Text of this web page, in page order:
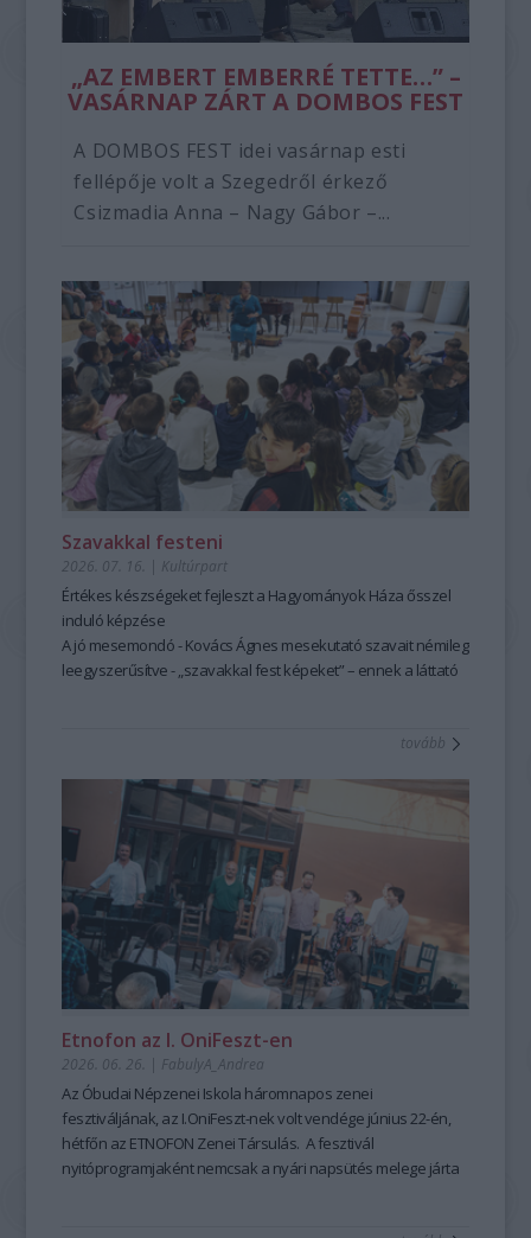
„AZ EMBERT EMBERRÉ TETTE…” –
VASÁRNAP ZÁRT A DOMBOS FEST
A DOMBOS FEST idei vasárnap esti
fellépője volt a Szegedről érkező
Csizmadia Anna – Nagy Gábor –...
Szavakkal festeni
2026. 07. 16. | Kultúrpart
Értékes készségeket fejleszt a Hagyományok Háza ősszel
induló képzése
A jó mesemondó - Kovács Ágnes mesekutató szavait némileg
leegyszerűsítve - „szavakkal fest képeket” – ennek a láttató
mesemondás nemcsak művészi élményt ad, hanem
magabiztosabb megszólaláshoz, fellépéshez, segíti az
előadói, pedagógusi jelenlétet, fejleszti a meggyőző, hiteles
kommunikációt is – olyan készségeket, amelyek digitális
korunkban is hangsúlyozottan értékesek. Ehhez nyújt
nagyszerű lehetőséget az idén 25 éves Hagyományok Háza
ősszel induló képzése, mely pedagógusok és
közművelődési szakemberek számára kínál elmélyült
szakmai és gyakorlati tudást a szövegfolklór tanulásáról és
tanításának módszertanáról.
Évi
a
Hagyományok
Házában
-
tovább
Etnofon az I. OniFeszt-en
2026. 06. 26. | FabulyA_Andrea
Az Óbudai Népzenei Iskola háromnapos zenei
fesztiváljának, az I.OniFeszt-nek volt vendége június 22-én,
hétfőn az ETNOFON Zenei Társulás. A fesztivál
nyitóprogramjaként nemcsak a nyári napsütés melege járta